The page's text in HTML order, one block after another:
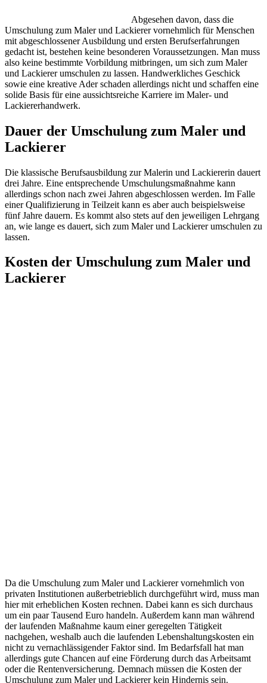
Abgesehen davon, dass die
Umschulung zum Maler und Lackierer vornehmlich für Menschen
mit abgeschlossener Ausbildung und ersten Berufserfahrungen
gedacht ist, bestehen keine besonderen Voraussetzungen. Man muss
also keine bestimmte Vorbildung mitbringen, um sich zum Maler
und Lackierer umschulen zu lassen. Handwerkliches Geschick
sowie eine kreative Ader schaden allerdings nicht und schaffen eine
solide Basis für eine aussichtsreiche Karriere im Maler- und
Lackiererhandwerk.
Dauer der Umschulung zum Maler und
Lackierer
Die klassische Berufsausbildung zur Malerin und Lackiererin dauert
drei Jahre. Eine entsprechende Umschulungsmaßnahme kann
allerdings schon nach zwei Jahren abgeschlossen werden. Im Falle
einer Qualifizierung in Teilzeit kann es aber auch beispielsweise
fünf Jahre dauern. Es kommt also stets auf den jeweiligen Lehrgang
an, wie lange es dauert, sich zum Maler und Lackierer umschulen zu
lassen.
Kosten der Umschulung zum Maler und
Lackierer
Da die Umschulung zum Maler und Lackierer vornehmlich von
privaten Institutionen außerbetrieblich durchgeführt wird, muss man
hier mit erheblichen Kosten rechnen. Dabei kann es sich durchaus
um ein paar Tausend Euro handeln. Außerdem kann man während
der laufenden Maßnahme kaum einer geregelten Tätigkeit
nachgehen, weshalb auch die laufenden Lebenshaltungskosten ein
nicht zu vernachlässigender Faktor sind. Im Bedarfsfall hat man
allerdings gute Chancen auf eine Förderung durch das Arbeitsamt
oder die Rentenversicherung. Demnach müssen die Kosten der
Umschulung zum Maler und Lackierer kein Hindernis sein.